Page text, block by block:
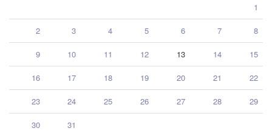
1
2 3 4 5 6 7 8
9 10 11 12 13 14 15
16 17 18 19 20 21 22
23 24 25 26 27 28 29
30 31